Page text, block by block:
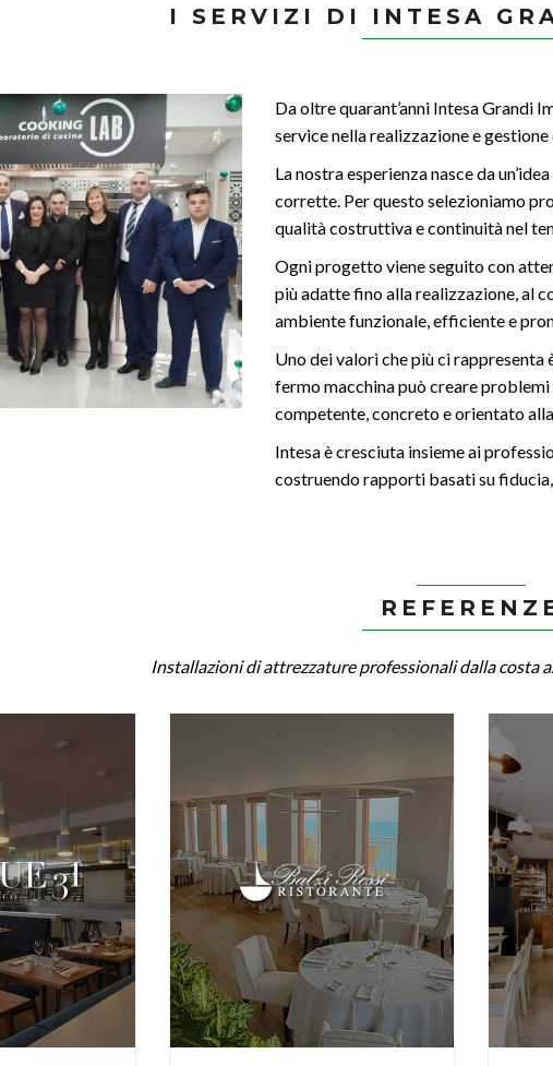
I SERVIZI DI INTESA
Da oltre quarant’anni Intesa Grandi
service nella realizzazione e
La nostra esperienza nasce da
corrette. Per questo selezioniamo
qualità costruttiva e continuità nel
Ogni progetto viene seguito con
più adatte fino alla realizzazione, al
ambiente funzionale, efficiente e
Uno dei valori che più ci rappresenta
fermo macchina può creare
competente, concreto e orientato
Intesa è cresciuta insieme ai
costruendo rapporti basati su
Installazioni di attrezzature professionali dalla costa